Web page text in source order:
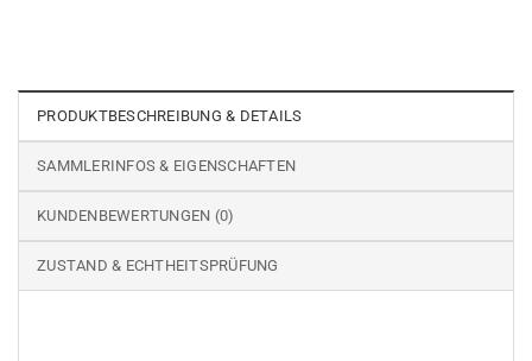
PRODUKTBESCHREIBUNG & DETAILS
SAMMLERINFOS & EIGENSCHAFTEN
KUNDENBEWERTUNGEN (0)
ZUSTAND & ECHTHEITSPRÜFUNG